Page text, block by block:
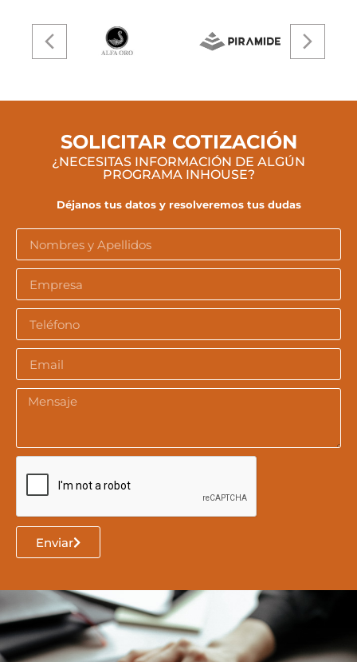
SOLICITAR COTIZACIÓN
¿NECESITAS INFORMACIÓN DE ALGÚN
PROGRAMA INHOUSE?
Déjanos tus datos y resolveremos tus dudas
Enviar